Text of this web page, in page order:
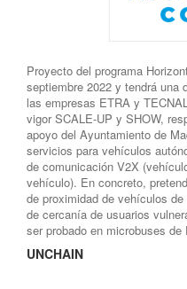
Proyecto del programa
septiembre 2022 y tendrá una
las empresas ETRA y
vigor SCALE-UP y SHOW,
apoyo del Ayuntamiento de
servicios para vehículos
de comunicación V2X
vehículo). En concreto,
de proximidad de vehículos
de cercanía de usuarios
ser probado en microbuses de
UNCHAIN